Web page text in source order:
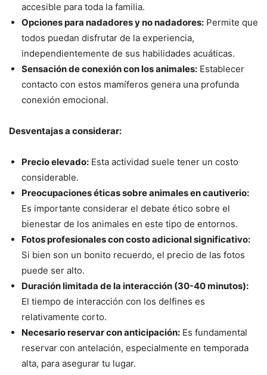
accesible para toda la familia.
Opciones para nadadores y no nadadores: Permite que
todos puedan disfrutar de la experiencia,
independientemente de sus habilidades acuáticas.
Sensación de conexión con los animales: Establecer
contacto con estos mamíferos genera una profunda
conexión emocional.
Desventajas a considerar:
Precio elevado: Esta actividad suele tener un costo
considerable.
Preocupaciones éticas sobre animales en cautiverio:
Es importante considerar el debate ético sobre el
bienestar de los animales en este tipo de entornos.
Fotos profesionales con costo adicional significativo:
Si bien son un bonito recuerdo, el precio de las fotos
puede ser alto.
Duración limitada de la interacción (30-40 minutos):
El tiempo de interacción con los delfines es
relativamente corto.
Necesario reservar con anticipación: Es fundamental
reservar con antelación, especialmente en temporada
alta, para asegurar tu lugar.